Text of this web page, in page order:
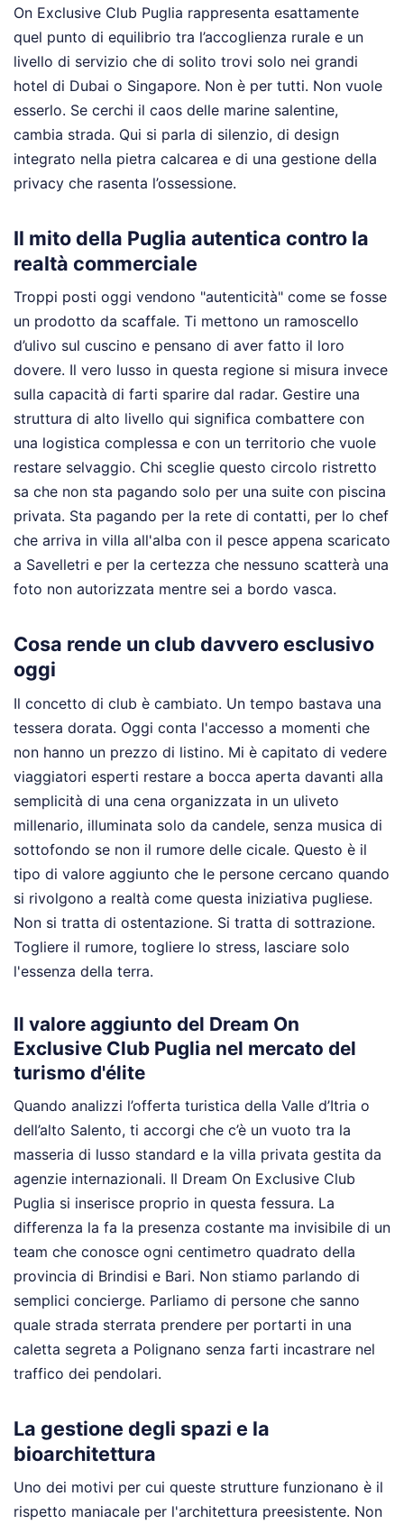
On Exclusive Club Puglia rappresenta esattamente
quel punto di equilibrio tra l’accoglienza rurale e un
livello di servizio che di solito trovi solo nei grandi
hotel di Dubai o Singapore. Non è per tutti. Non vuole
esserlo. Se cerchi il caos delle marine salentine,
cambia strada. Qui si parla di silenzio, di design
integrato nella pietra calcarea e di una gestione della
privacy che rasenta l’ossessione.
Il mito della Puglia autentica contro la
realtà commerciale
Troppi posti oggi vendono "autenticità" come se fosse
un prodotto da scaffale. Ti mettono un ramoscello
d’ulivo sul cuscino e pensano di aver fatto il loro
dovere. Il vero lusso in questa regione si misura invece
sulla capacità di farti sparire dal radar. Gestire una
struttura di alto livello qui significa combattere con
una logistica complessa e con un territorio che vuole
restare selvaggio. Chi sceglie questo circolo ristretto
sa che non sta pagando solo per una suite con piscina
privata. Sta pagando per la rete di contatti, per lo chef
che arriva in villa all'alba con il pesce appena scaricato
a Savelletri e per la certezza che nessuno scatterà una
foto non autorizzata mentre sei a bordo vasca.
Cosa rende un club davvero esclusivo
oggi
Il concetto di club è cambiato. Un tempo bastava una
tessera dorata. Oggi conta l'accesso a momenti che
non hanno un prezzo di listino. Mi è capitato di vedere
viaggiatori esperti restare a bocca aperta davanti alla
semplicità di una cena organizzata in un uliveto
millenario, illuminata solo da candele, senza musica di
sottofondo se non il rumore delle cicale. Questo è il
tipo di valore aggiunto che le persone cercano quando
si rivolgono a realtà come questa iniziativa pugliese.
Non si tratta di ostentazione. Si tratta di sottrazione.
Togliere il rumore, togliere lo stress, lasciare solo
l'essenza della terra.
Il valore aggiunto del Dream On
Exclusive Club Puglia nel mercato del
turismo d'élite
Quando analizzi l’offerta turistica della Valle d’Itria o
dell’alto Salento, ti accorgi che c’è un vuoto tra la
masseria di lusso standard e la villa privata gestita da
agenzie internazionali. Il Dream On Exclusive Club
Puglia si inserisce proprio in questa fessura. La
differenza la fa la presenza costante ma invisibile di un
team che conosce ogni centimetro quadrato della
provincia di Brindisi e Bari. Non stiamo parlando di
semplici concierge. Parliamo di persone che sanno
quale strada sterrata prendere per portarti in una
caletta segreta a Polignano senza farti incastrare nel
traffico dei pendolari.
La gestione degli spazi e la
bioarchitettura
Uno dei motivi per cui queste strutture funzionano è il
rispetto maniacale per l'architettura preesistente. Non